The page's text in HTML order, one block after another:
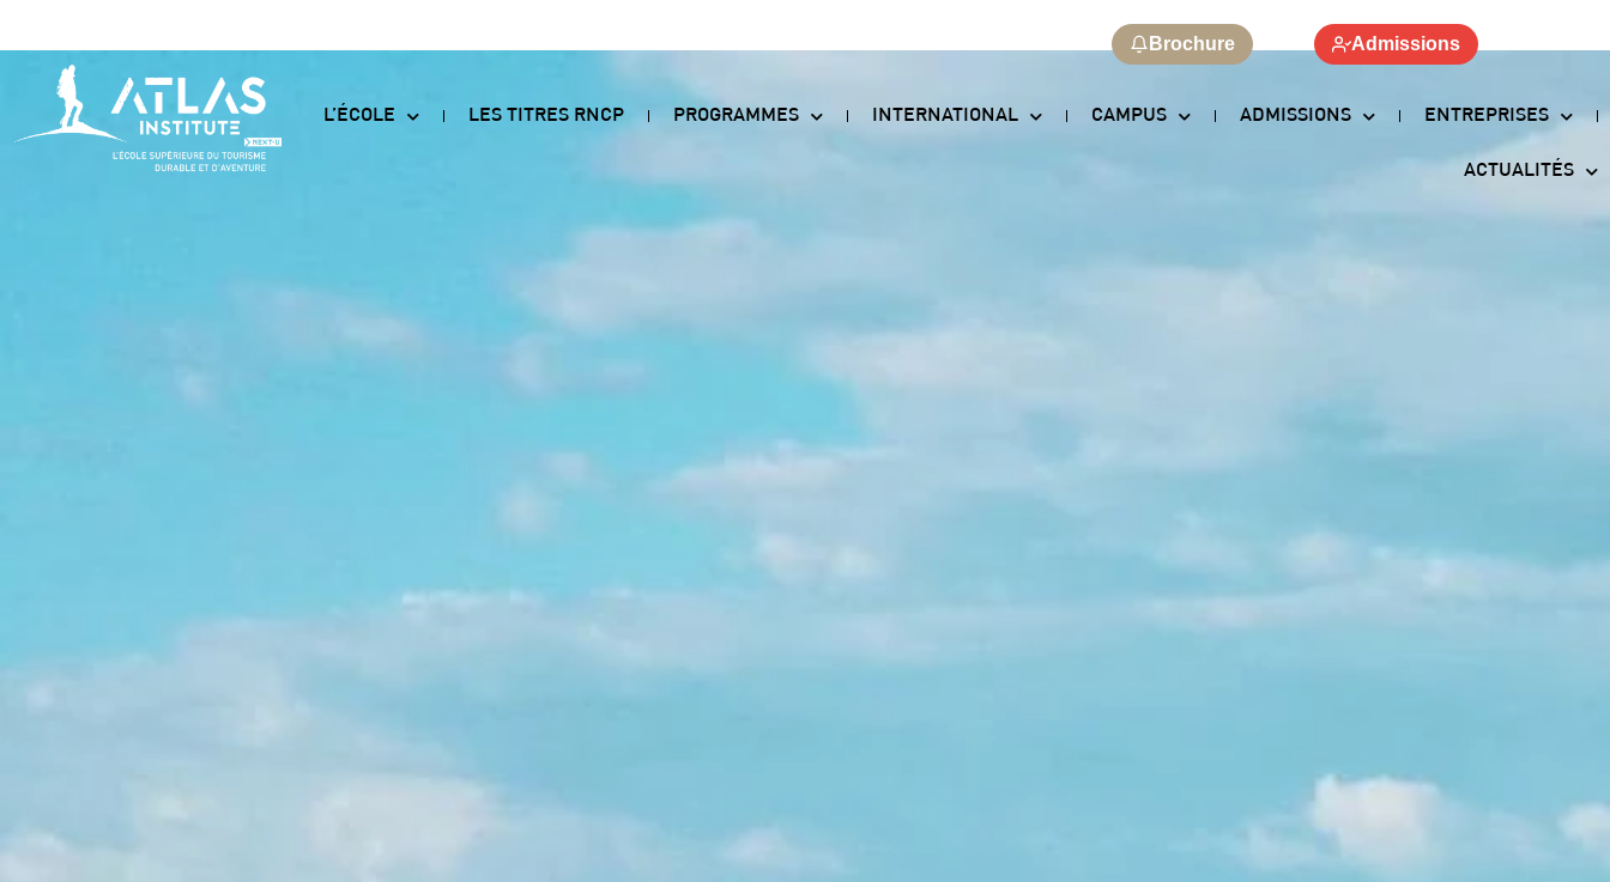
Brochure Admissions
L’ÉCOLE LES TITRES RNCP PROGRAMMES INTERNATIONAL CAMPUS ADMISSIONS ENTREPRISES
ACTUALITÉS